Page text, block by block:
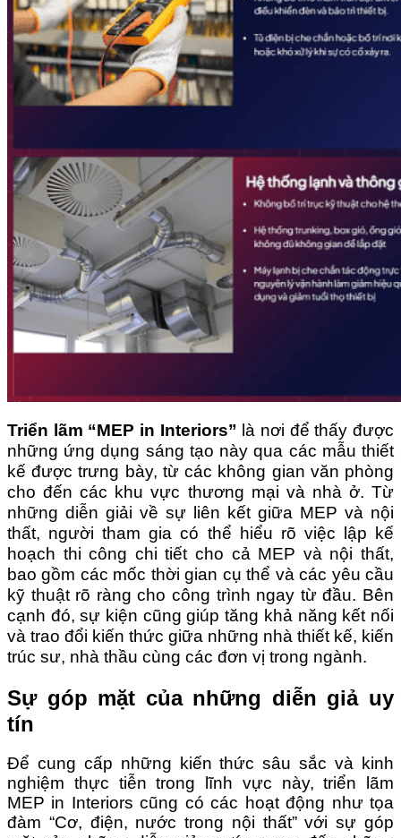
Triển lãm “MEP in Interiors” là nơi để thấy được
những ứng dụng sáng tạo này qua các mẫu thiết
kế được trưng bày, từ các không gian văn phòng
cho đến các khu vực thương mại và nhà ở. Từ
những diễn giải về sự liên kết giữa MEP và nội
thất, người tham gia có thể hiểu rõ việc lập kế
hoạch thi công chi tiết cho cả MEP và nội thất,
bao gồm các mốc thời gian cụ thể và các yêu cầu
kỹ thuật rõ ràng cho công trình ngay từ đầu. Bên
cạnh đó, sự kiện cũng giúp tăng khả năng kết nối
và trao đổi kiến thức giữa những nhà thiết kế, kiến
trúc sư, nhà thầu cùng các đơn vị trong ngành.
Sự góp mặt của những diễn giả uy
tín
Để cung cấp những kiến thức sâu sắc và kinh
nghiệm thực tiễn trong lĩnh vực này, triển lãm
MEP in Interiors cũng có các hoạt động như tọa
đàm “Cơ, điện, nước trong nội thất” với sự góp